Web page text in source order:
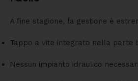
A fine stagione, la gestione è
Tappo a vite integrato nella parte
Nessun impianto idraulico